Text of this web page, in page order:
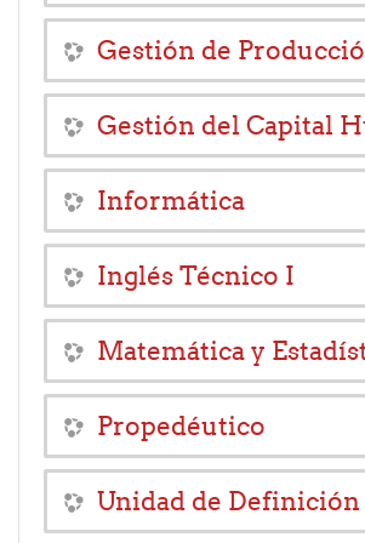
Gestión de
Gestión del Capital
Informática
Inglés Técnico I
Matemática y
Propedéutico
Unidad de